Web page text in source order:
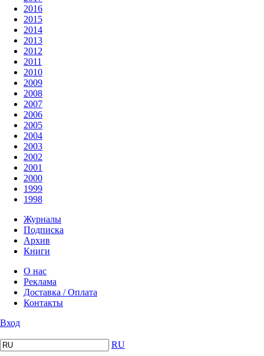
2016
2015
2014
2013
2012
2011
2010
2009
2008
2007
2006
2005
2004
2003
2002
2001
2000
1999
1998
Журналы
Подписка
Архив
Книги
О нас
Реклама
Доставка / Оплата
Контакты
Вход
RU